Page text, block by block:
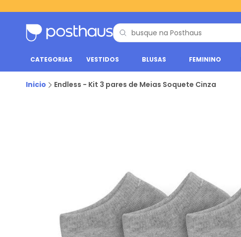
CATEGORIAS VESTIDOS BLUSAS FEMININO
Inicio Endless - Kit 3 pares de Meias Soquete Cinza